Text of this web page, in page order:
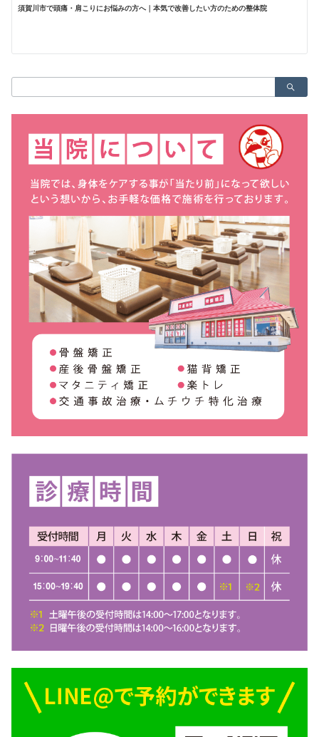
須賀川市で頭痛・肩こりにお悩みの方へ｜本気で改善したい方のための整体院
索：